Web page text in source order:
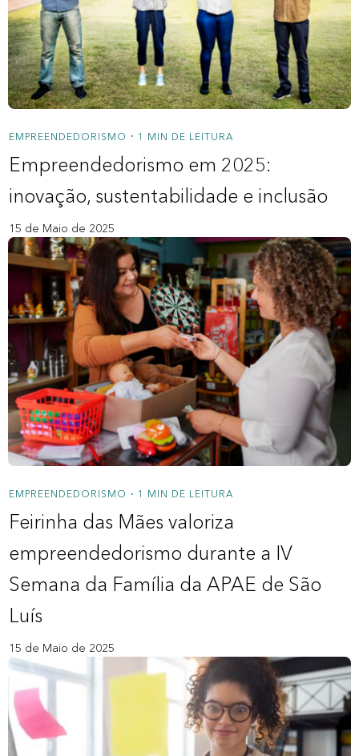
Novidades
Para você
Crédito Consignado Privado
Saque Aniversário FGTS
Para a sua empresa
Bank As A Service
Crédito Pessoa Jurídica
A Zipdin
Sobre a Zipdin
Política de privacidade
Contato
Nossos Redatores
EMPREENDEDORISMO • 1 MIN DE LEITURA
Empreendedorismo em 2025:
inovação, sustentabilidade e inclusão
15 de Maio de 2025
EMPREENDEDORISMO • 1 MIN DE LEITURA
Feirinha das Mães valoriza
empreendedorismo durante a IV
Semana da Família da APAE de São
Luís
15 de Maio de 2025